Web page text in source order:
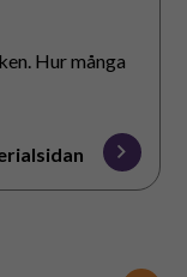
Hur många